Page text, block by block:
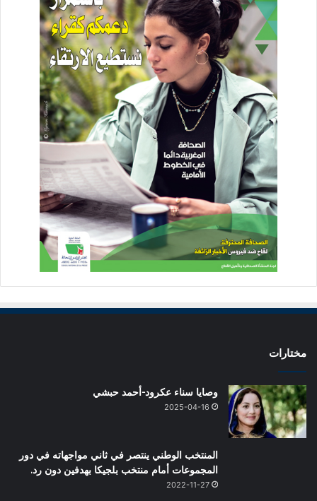
مختارات
وصايا سناء عكرود-أحمد حبشي
2025-04-16
المنتخب الوطني ينتصر في ثاني مواجهاته في دور
المجموعات أمام منتخب بلجيكا بهدفين دون رد.
2022-11-27